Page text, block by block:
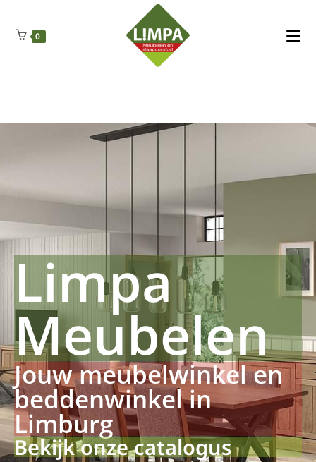
Regenschut
Drueckerpro
Fettsauren Dekemax Kapselmed
Luftkuhlen Zauberfan Netzfenste Insektensc
0
Limpa
Meubelen
Jouw meubelwinkel en
beddenwinkel in
Limburg
Bekijk onze catalogus